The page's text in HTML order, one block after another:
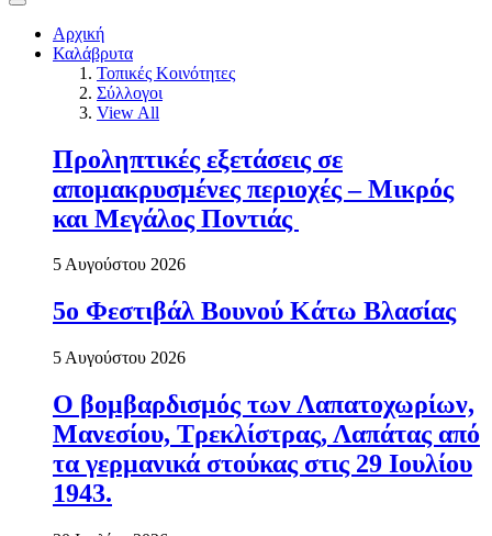
Αρχική
Καλάβρυτα
Τοπικές Κοινότητες
Σύλλογοι
View All
Προληπτικές εξετάσεις σε
απομακρυσμένες περιοχές – Μικρός
και Μεγάλος Ποντιάς
5 Αυγούστου 2026
5ο Φεστιβάλ Βουνού Κάτω Βλασίας
5 Αυγούστου 2026
Ο βομβαρδισμός των Λαπατοχωρίων,
Μανεσίου, Τρεκλίστρας, Λαπάτας από
τα γερμανικά στούκας στις 29 Ιουλίου
1943.